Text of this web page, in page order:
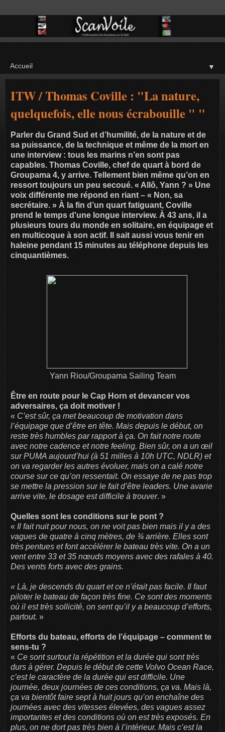
▼
ITW / Thomas Coville : "La nature,
quelquefois, elle nous écrabouille " "
Parler du Grand Sud et d’humilité, de la nature et de
sa puissance, de la technique et même de la mort en
une interview : tous les marins n’en sont pas
capables. Thomas Coville, chef de quart à bord de
Groupama 4, y arrive. Tellement bien même qu’on en
ressort toujours un peu secoué. « Allô, Yann ? » Une
voix différente me répond en riant – « Non, sa
secrétaire. » À la fin d’un quart fatiguant, Coville
prend le temps d'une longue interview. À 43 ans, il a
plusieurs tours du monde en solitaire, en équipage et
en multicoque à son actif. Il sait aussi vous tenir en
haleine pendant 15 minutes au téléphone depuis les
cinquantièmes.
Yann Riou/Groupama Sailing Team
Être en route pour le Cap Horn et devancer vos
adversaires, ça doit motiver !
« C’est sûr, ça met beaucoup de motivation dans
l’équipage que d’être en tête. Mais depuis le début, on
reste très humbles par rapport à ça. On fait notre route
avec notre cadence et notre feeling. Bien sûr, on a un œil
sur PUMA aujourd’hui (à 51 milles à 10h UTC, NDLR) et
on va regarder les autres évoluer, mais on a calé notre
course sur ce qu’on ressentait. On essaye de ne pas trop
se mettre la pression sur le fait d’être leaders. Une avarie
arrive vite, le dosage est difficile à trouver. »
Quelles sont les conditions sur le pont ?
« Il fait nuit pour nous, on ne voit pas bien mais il y a des
vagues de quatre à cinq mètres, de ¾ arrière. Elles sont
très pentues et font accélérer le bateau très vite. On a un
vent entre 33 et 35 nœuds moyens avec des rafales à 40.
Des vents forts avec des grains.
« Là, je descends du quart et ce n’était pas facile. Il faut
piloter le bateau de façon très fine. Ce sont des moments
où il est très sollicité, on sent qu’il y a beaucoup d’efforts,
partout. »
Efforts du bateau, efforts de l’équipage – comment te
sens-tu ?
« Ce sont surtout la répétition et la durée qui sont très
durs à gérer. Depuis le début de cette Volvo Ocean Race,
c’est le caractère de la durée qui est difficile. Une
journée, deux journées de ces conditions, ça va. Mais là,
ça va bientôt faire sept à huit jours qu’on enchaîne des
journées avec des vitesses élevées, des vagues assez
importantes et des conditions où on est très exposés. En
plus, on ne dort pas très bien à l’intérieur. Mais c’est la